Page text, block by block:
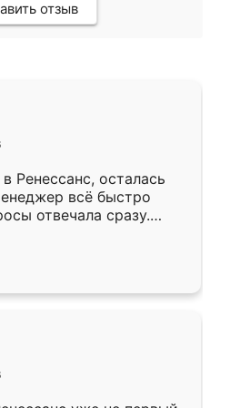
отзыв
Ренессанс, осталась
всё быстро
отвечала сразу.
субботу, подошёл к
Собрали
аккуратно, даже